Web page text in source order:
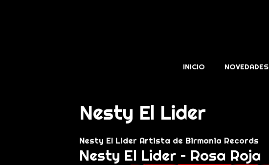
INICIO NOVEDADES
Nesty El Lider
Nesty El Lider Artista de Birmania Records
Nesty El Lider – Rosa Roja